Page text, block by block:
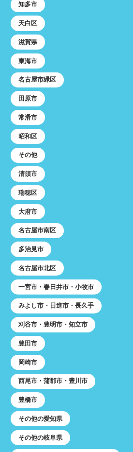
知多市
天白区
滋賀県
東海市
名古屋市緑区
田原市
常滑市
昭和区
その他
清須市
瑞穂区
大府市
名古屋市南区
多治見市
名古屋市北区
一宮市・春日井市・小牧市
みよし市・日進市・長久手
刈谷市・豊明市・知立市
豊田市
岡崎市
西尾市・蒲郡市・豊川市
豊橋市
その他の愛知県
その他の岐阜県